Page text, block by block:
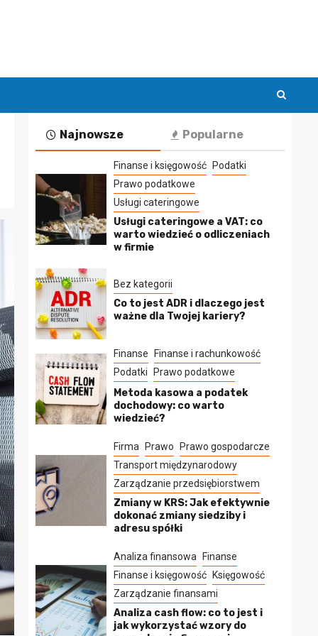
Najnowsze Popularne
Finanse i księgowość
Podatki
Prawo podatkowe
Usługi cateringowe
Usługi cateringowe a VAT: co
warto wiedzieć o odliczeniach
w firmie
Bez kategorii
Co to jest ADR i dlaczego jest
ważne dla Twojej kariery?
Finanse
Finanse i rachunkowość
Podatki
Prawo podatkowe
Metoda kasowa a podatek
dochodowy: co warto
wiedzieć?
Firma Prawo
Prawo gospodarcze
Transport międzynarodowy
Zarządzanie przedsiębiorstwem
Zmiany w KRS: Jak efektywnie
dokonać zmiany siedziby i
adresu spółki
Analiza finansowa
Finanse
Finanse i księgowość
Księgowość
Zarządzanie finansami
Analiza cash flow: co to jest i
jak wykorzystać wzory do